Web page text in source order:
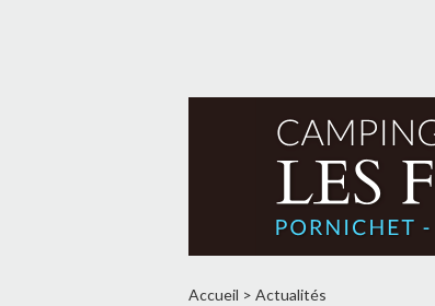
Accueil > Actualités